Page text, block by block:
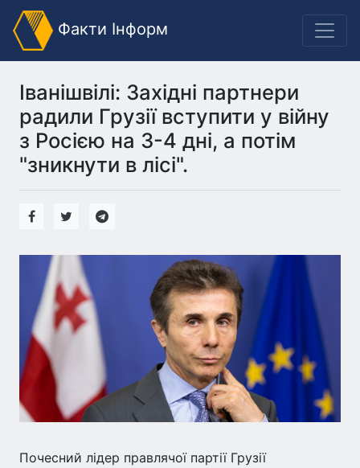
Факти Інформ
Іванішвілі: Західні партнери
радили Грузії вступити у війну
з Росією на 3-4 дні, а потім
"зникнути в лісі".
Почесний лідер правлячої партії Грузії